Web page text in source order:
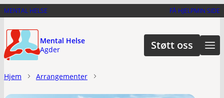
Hopp
hovedinnhold
MENTAL HELSE FÅ HJELPMIN SIDE
Mental Helse
Agder
Støtt oss
Hjem Arrangementer